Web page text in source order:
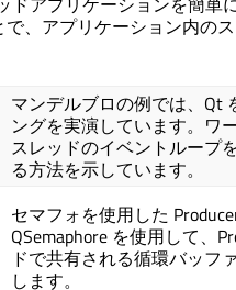
で、アプリケーション内の
マンデルブロの例では、Qt
ングを実演しています。ワ
スレッドのイベントループ
る方法を示しています。
セマフォを使用した
QSemaphore を使用して、
ドで共有される循環バッフ
します。